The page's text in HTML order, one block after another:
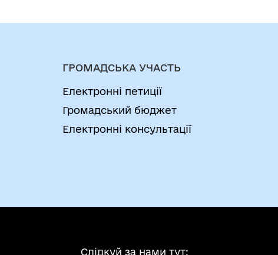
ГРОМАДСЬКА УЧАСТЬ
Електронні петиції
Громадський бюджет
Електронні консультації
Слідкуй за нами тут: